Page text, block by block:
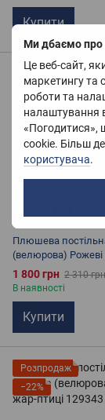
Ми дбаємо про
Це веб-сайт,
маркетингу та
роботи та
налаштування
«Погодитися»,
cookie. Більш
користувача.
Купити
Розпродаж
−22%
Плюшева
(велюрова) Рожеві
1 800 грн 2 310 грн
В наявності
Купити
Розпродаж
−22%